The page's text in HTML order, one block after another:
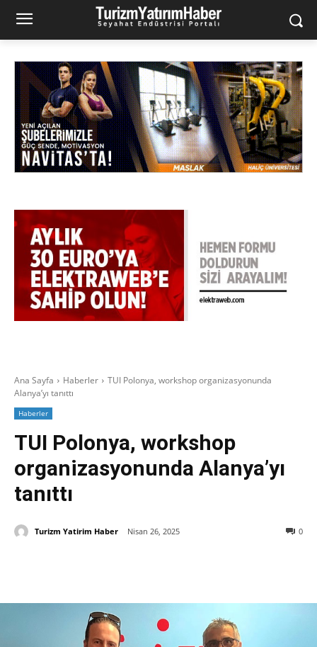
Ana Sayfa Haberler
TUI Polonya, workshop organizasyonunda
Alanya’yı tanıttı
Haberler
TUI Polonya, workshop
organizasyonunda Alanya’yı
tanıttı
0
Turizm Yatirim Haber Nisan 26, 2025